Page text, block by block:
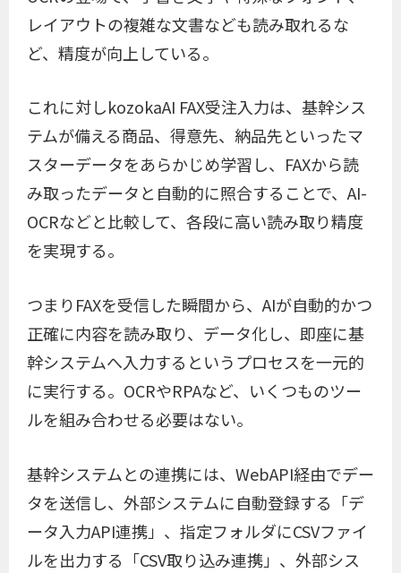
レイアウトの複雑な文書なども読み取れるな
ど、精度が向上している。
これに対しkozokaAI FAX受注入力は、基幹シス
テムが備える商品、得意先、納品先といったマ
スターデータをあらかじめ学習し、FAXから読
み取ったデータと自動的に照合することで、AI-
OCRなどと比較して、各段に高い読み取り精度
を実現する。
つまりFAXを受信した瞬間から、AIが自動的かつ
正確に内容を読み取り、データ化し、即座に基
幹システムへ入力するというプロセスを一元的
に実行する。OCRやRPAなど、いくつものツー
ルを組み合わせる必要はない。
基幹システムとの連携には、WebAPI経由でデー
タを送信し、外部システムに自動登録する「デ
ータ入力API連携」、指定フォルダにCSVファイ
ルを出力する「CSV取り込み連携」、外部シス